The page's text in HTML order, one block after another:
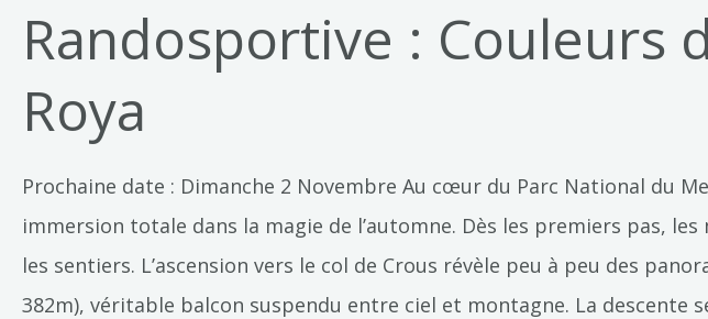
Randosportive : Couleurs
Roya
Prochaine date : Dimanche 2 Novembre Au cœur du Parc National du
immersion totale dans la magie de l’automne. Dès les premiers pas,
les sentiers. L’ascension vers le col de Crous révèle peu à peu des
382m), véritable balcon suspendu entre ciel et montagne. La descente